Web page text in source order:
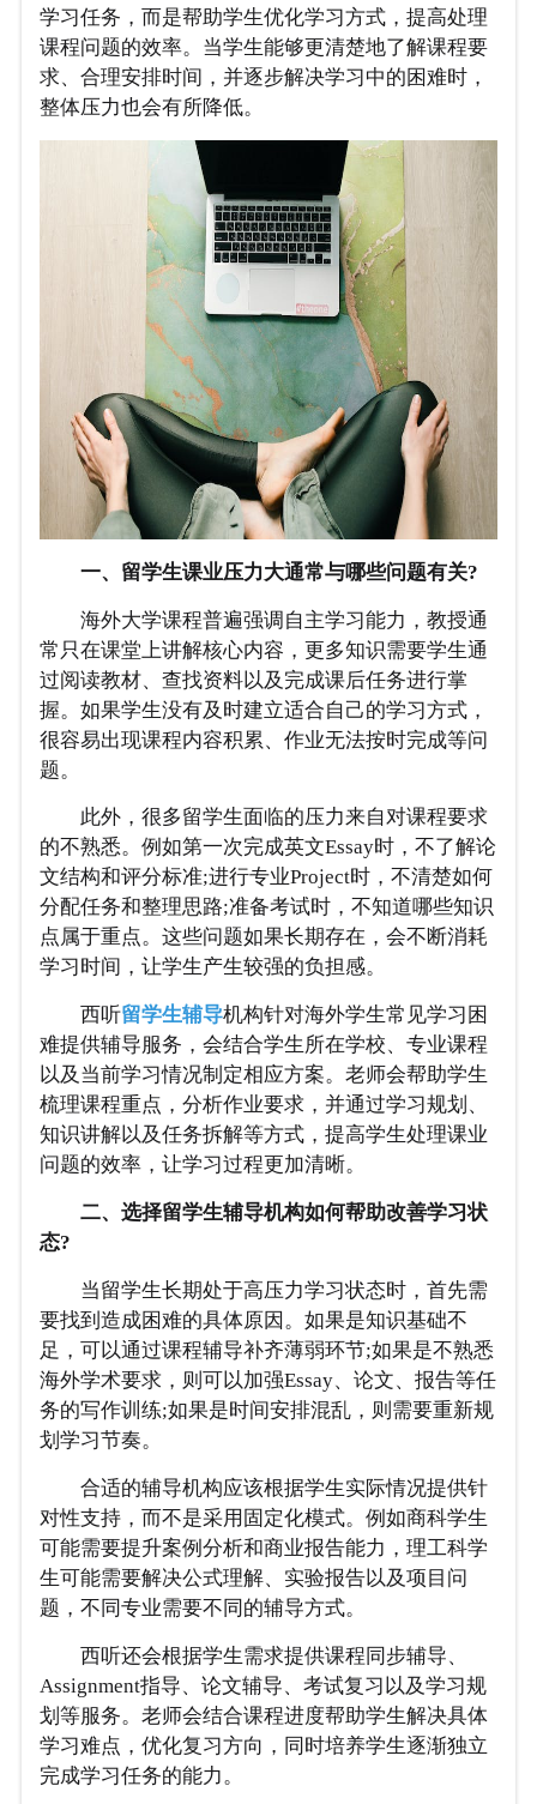
学习任务，而是帮助学生优化学习方式，提高处理
课程问题的效率。当学生能够更清楚地了解课程要
求、合理安排时间，并逐步解决学习中的困难时，
整体压力也会有所降低。
一、留学生课业压力大通常与哪些问题有关?
海外大学课程普遍强调自主学习能力，教授通
常只在课堂上讲解核心内容，更多知识需要学生通
过阅读教材、查找资料以及完成课后任务进行掌
握。如果学生没有及时建立适合自己的学习方式，
很容易出现课程内容积累、作业无法按时完成等问
题。
此外，很多留学生面临的压力来自对课程要求
的不熟悉。例如第一次完成英文Essay时，不了解论
文结构和评分标准;进行专业Project时，不清楚如何
分配任务和整理思路;准备考试时，不知道哪些知识
点属于重点。这些问题如果长期存在，会不断消耗
学习时间，让学生产生较强的负担感。
西听留学生辅导机构针对海外学生常见学习困
难提供辅导服务，会结合学生所在学校、专业课程
以及当前学习情况制定相应方案。老师会帮助学生
梳理课程重点，分析作业要求，并通过学习规划、
知识讲解以及任务拆解等方式，提高学生处理课业
问题的效率，让学习过程更加清晰。
二、选择留学生辅导机构如何帮助改善学习状
态?
当留学生长期处于高压力学习状态时，首先需
要找到造成困难的具体原因。如果是知识基础不
足，可以通过课程辅导补齐薄弱环节;如果是不熟悉
海外学术要求，则可以加强Essay、论文、报告等任
务的写作训练;如果是时间安排混乱，则需要重新规
划学习节奏。
合适的辅导机构应该根据学生实际情况提供针
对性支持，而不是采用固定化模式。例如商科学生
可能需要提升案例分析和商业报告能力，理工科学
生可能需要解决公式理解、实验报告以及项目问
题，不同专业需要不同的辅导方式。
西听还会根据学生需求提供课程同步辅导、
Assignment指导、论文辅导、考试复习以及学习规
划等服务。老师会结合课程进度帮助学生解决具体
学习难点，优化复习方向，同时培养学生逐渐独立
完成学习任务的能力。